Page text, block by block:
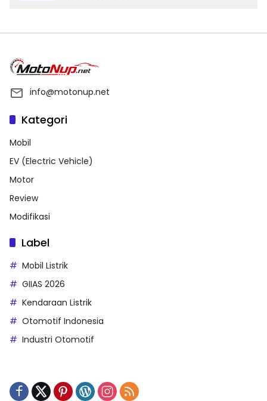
info@motonup.net
Kategori
Mobil
EV (Electric Vehicle)
Motor
Review
Modifikasi
Label
Mobil Listrik
GIIAS 2026
Kendaraan Listrik
Otomotif Indonesia
Industri Otomotif